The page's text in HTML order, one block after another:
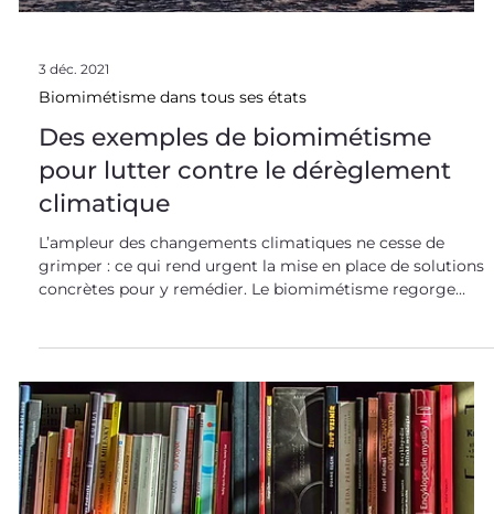
3 déc. 2021
Biomimétisme dans tous ses états
Des exemples de biomimétisme
pour lutter contre le dérèglement
climatique
L’ampleur des changements climatiques ne cesse de
grimper : ce qui rend urgent la mise en place de solutions
ce dérèglement climatique ! Quelques exemples
d’indicateurs permettant d’évaluer le dérèglement
climatique Des indicateurs variés mettent en évidence un
changement radical du climat à l’échelle du dernier si